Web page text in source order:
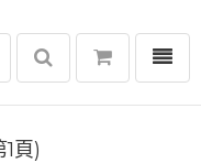
選單
頁)